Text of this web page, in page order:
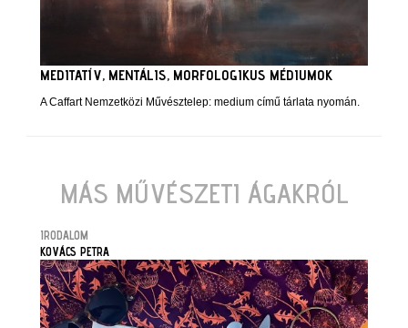
MEDITATÍV, MENTÁLIS, MORFOLOGIKUS MÉDIUMOK
A Caffart Nemzetközi Művésztelep: medium című tárlata nyomán.
MÁS MŰVÉSZETI ÁGAKRÓL
IRODALOM
KOVÁCS PETRA